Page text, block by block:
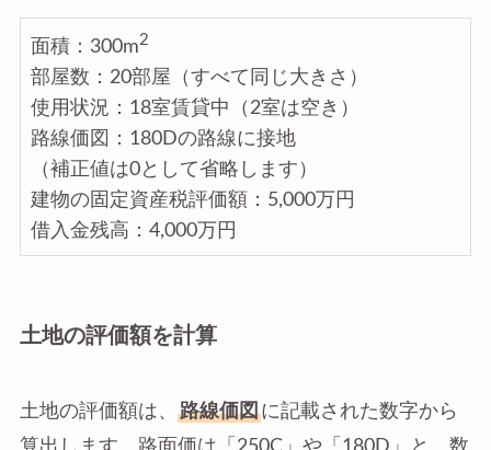
面積：300m2
部屋数：20部屋（すべて同じ大きさ）
使用状況：18室賃貸中（2室は空き）
路線価図：180Dの路線に接地
（補正値は0として省略します）
建物の固定資産税評価額：5,000万円
借入金残高：4,000万円
土地の評価額を計算
土地の評価額は、 路線価図に記載された数字から
算出します。路面価は「250C」や「180D」と、数